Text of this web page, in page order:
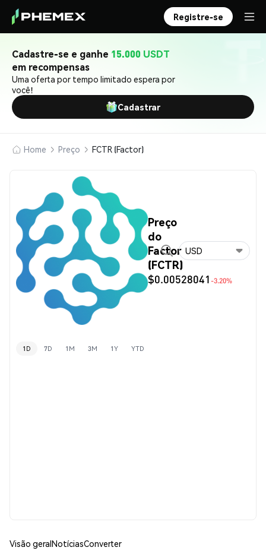
Registre-se
Cadastre-se e ganhe 15.000 USDT
em recompensas
Uma oferta por tempo limitado espera por
você!
Cadastrar
Home Preço FCTR (Factor)
Preço
do
Factor
(FCTR)
$0.00528041 -3.20%
USD
1D 7D 1M 3M 1Y YTD
Visão geralNotíciasConverter